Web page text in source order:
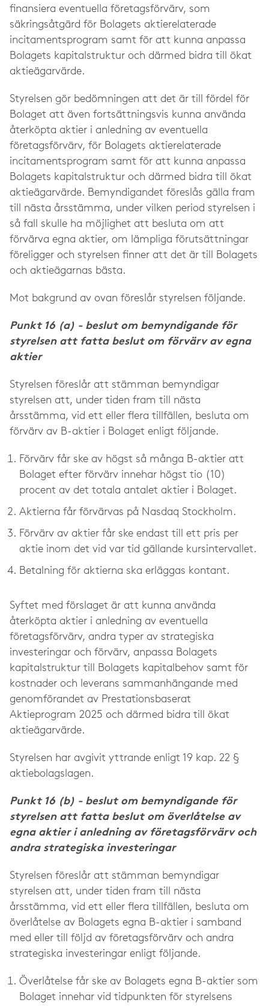
finansiera eventuella företagsförvärv, som
säkringsåtgärd för Bolagets aktierelaterade
incitamentsprogram samt för att kunna anpassa
Bolagets kapitalstruktur och därmed bidra till ökat
aktieägarvärde.
Styrelsen gör bedömningen att det är till fördel för
Bolaget att även fortsättningsvis kunna använda
återköpta aktier i anledning av eventuella
företagsförvärv, för Bolagets aktierelaterade
incitamentsprogram samt för att kunna anpassa
Bolagets kapitalstruktur och därmed bidra till ökat
aktieägarvärde. Bemyndigandet föreslås gälla fram
till nästa årsstämma, under vilken period styrelsen i
så fall skulle ha möjlighet att besluta om att
förvärva egna aktier, om lämpliga förutsättningar
föreligger och styrelsen finner att det är till Bolagets
och aktieägarnas bästa.
Mot bakgrund av ovan föreslår styrelsen följande.
Punkt 16 (a) - beslut om bemyndigande för
styrelsen att fatta beslut om förvärv av egna
aktier
Styrelsen föreslår att stämman bemyndigar
styrelsen att, under tiden fram till nästa
årsstämma, vid ett eller flera tillfällen, besluta om
förvärv av B-aktier i Bolaget enligt följande.
Förvärv får ske av högst så många B-aktier att
Bolaget efter förvärv innehar högst tio (10)
procent av det totala antalet aktier i Bolaget.
Aktierna får förvärvas på Nasdaq Stockholm.
Förvärv av aktier får ske endast till ett pris per
aktie inom det vid var tid gällande kursintervallet.
Betalning för aktierna ska erläggas kontant.
Syftet med förslaget är att kunna använda
återköpta aktier i anledning av eventuella
företagsförvärv, andra typer av strategiska
investeringar och förvärv, anpassa Bolagets
kapitalstruktur till Bolagets kapitalbehov samt för
kostnader och leverans sammanhängande med
genomförandet av Prestationsbaserat
Aktieprogram 2025 och därmed bidra till ökat
aktieägarvärde.
Styrelsen har avgivit yttrande enligt 19 kap. 22 §
aktiebolagslagen.
Punkt 16 (b) - beslut om bemyndigande för
styrelsen att fatta beslut om överlåtelse av
egna aktier i anledning av företagsförvärv och
andra strategiska investeringar
Styrelsen föreslår att stämman bemyndigar
styrelsen att, under tiden fram till nästa
årsstämma, vid ett eller flera tillfällen, besluta om
överlåtelse av Bolagets egna B-aktier i samband
med eller till följd av företagsförvärv och andra
strategiska investeringar enligt följande.
Överlåtelse får ske av Bolagets egna B-aktier som
Bolaget innehar vid tidpunkten för styrelsens